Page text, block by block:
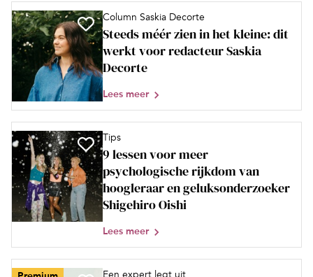
Column Saskia Decorte
Steeds méér zien in het kleine: dit
werkt voor redacteur Saskia
Decorte
Lees meer
Tips
9 lessen voor meer
psychologische rijkdom van
hoogleraar en geluksonderzoeker
Shigehiro Oishi
Lees meer
Een expert legt uit